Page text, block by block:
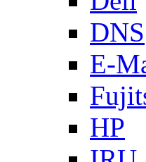
DNS
E-
HP